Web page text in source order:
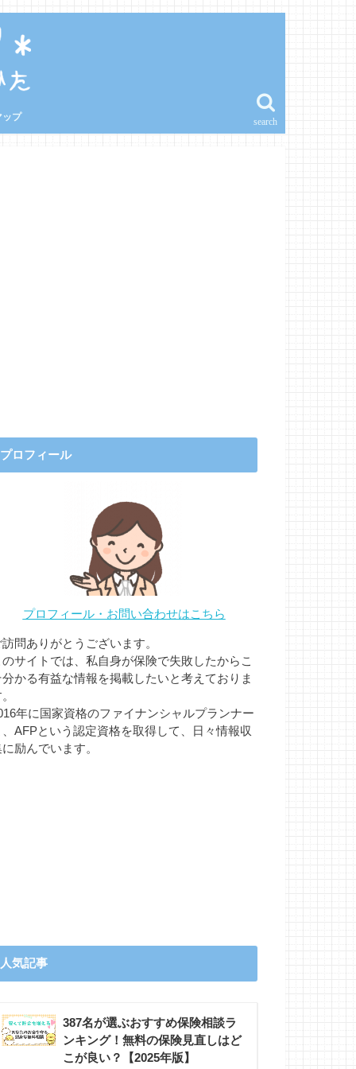
search
ップ
プロフィール
プロフィール・お問い合わせはこちら
訪問ありがとうございます。
のサイトでは、私自身が保険で失敗したからこ
分かる有益な情報を掲載したいと考えておりま
年に国家資格のファイナンシャルプランナー
、AFPという認定資格を取得して、日々情報収
励んでいます。
人気記事
387名が選ぶおすすめ保険相談ラ
ンキング！無料の保険見直しはど
こが良い？【2025年版】